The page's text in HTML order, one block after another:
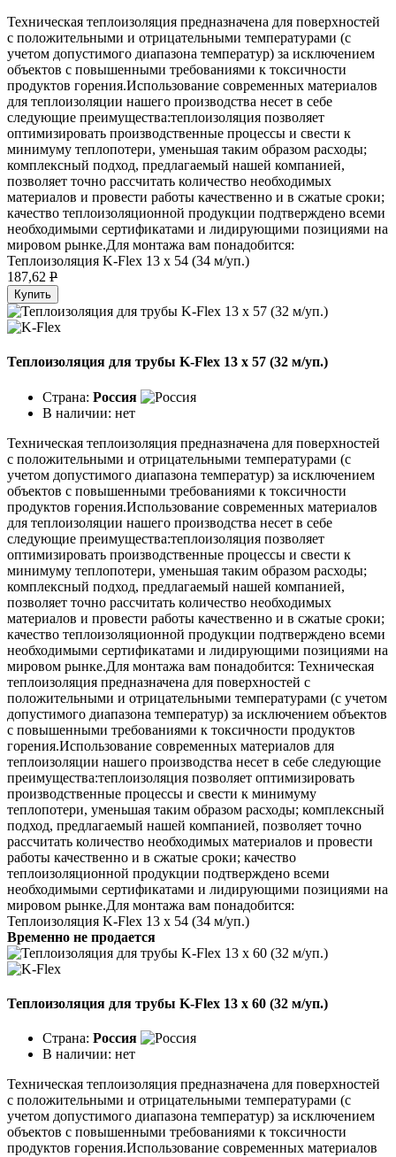
Техническая теплоизоляция предназначена для поверхностей
с положительными и отрицательными температурами (с
учетом допустимого диапазона температур) за исключением
объектов с повышенными требованиями к токсичности
продуктов горения.Использование современных материалов
для теплоизоляции нашего производства несет в себе
следующие преимущества:теплоизоляция позволяет
оптимизировать производственные процессы и свести к
минимуму теплопотери, уменьшая таким образом расходы;
комплексный подход, предлагаемый нашей компанией,
позволяет точно рассчитать количество необходимых
материалов и провести работы качественно и в сжатые сроки;
качество теплоизоляционной продукции подтверждено всеми
необходимыми сертификатами и лидирующими позициями на
мировом рынке.Для монтажа вам понадобится:
Теплоизоляция K-Flex 13 х 54 (34 м/уп.)
187,62 P
Купить
Теплоизоляция для трубы K-Flex 13 х 57 (32 м/уп.)
Страна: Россия
В наличии: нет
Техническая теплоизоляция предназначена для поверхностей
с положительными и отрицательными температурами (с
учетом допустимого диапазона температур) за исключением
объектов с повышенными требованиями к токсичности
продуктов горения.Использование современных материалов
для теплоизоляции нашего производства несет в себе
следующие преимущества:теплоизоляция позволяет
оптимизировать производственные процессы и свести к
минимуму теплопотери, уменьшая таким образом расходы;
комплексный подход, предлагаемый нашей компанией,
позволяет точно рассчитать количество необходимых
материалов и провести работы качественно и в сжатые сроки;
качество теплоизоляционной продукции подтверждено всеми
необходимыми сертификатами и лидирующими позициями на
мировом рынке.Для монтажа вам понадобится: Техническая
теплоизоляция предназначена для поверхностей с
положительными и отрицательными температурами (с учетом
допустимого диапазона температур) за исключением объектов
с повышенными требованиями к токсичности продуктов
горения.Использование современных материалов для
теплоизоляции нашего производства несет в себе следующие
преимущества:теплоизоляция позволяет оптимизировать
производственные процессы и свести к минимуму
теплопотери, уменьшая таким образом расходы; комплексный
подход, предлагаемый нашей компанией, позволяет точно
рассчитать количество необходимых материалов и провести
работы качественно и в сжатые сроки; качество
теплоизоляционной продукции подтверждено всеми
необходимыми сертификатами и лидирующими позициями на
мировом рынке.Для монтажа вам понадобится:
Теплоизоляция K-Flex 13 х 54 (34 м/уп.)
Временно не продается
Теплоизоляция для трубы K-Flex 13 х 60 (32 м/уп.)
Страна: Россия
В наличии: нет
Техническая теплоизоляция предназначена для поверхностей
с положительными и отрицательными температурами (с
учетом допустимого диапазона температур) за исключением
объектов с повышенными требованиями к токсичности
продуктов горения.Использование современных материалов